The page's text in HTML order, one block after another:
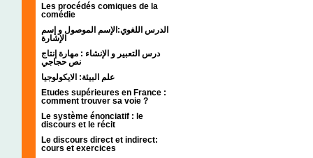
Les procédés comiques de la
comédie
الدرس اللغوي:الإسم الموصول و إسم
الإشارة
درس التعبير و الإنشاء : مهارة إنتاج
نص حجاجي
علم البيئة: الايكولوجيا
Etudes supérieures en France :
comment trouver sa voie ?
Le système énonciatif : le
discours et le récit
Le discours direct et indirect:
cours et exercices